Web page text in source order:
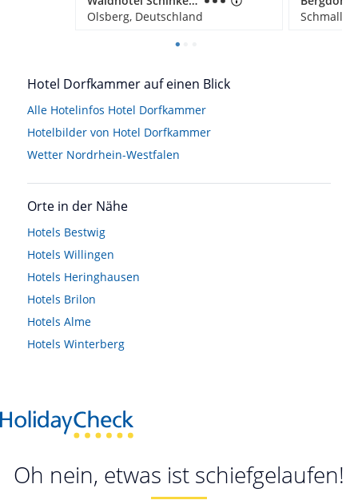
Olsberg, Deutschland
Hotel Dorfkammer auf einen Blick
Alle Hotelinfos Hotel Dorfkammer
Hotelbilder von Hotel Dorfkammer
Wetter Nordrhein-Westfalen
Orte in der Nähe
Hotels Bestwig
Hotels Willingen
Hotels Heringhausen
Hotels Brilon
Hotels Alme
Hotels Winterberg
Oh nein, etwas ist schiefgelaufen!